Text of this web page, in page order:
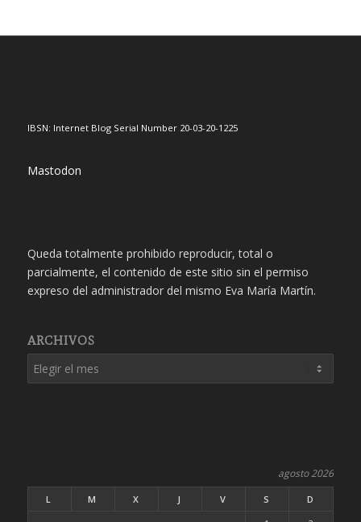
IBSN: Internet Blog Serial Number 20-03-20-1225
Mastodon
Queda totalmente prohibido reproducir, total o
parcialmente, el contenido de este sitio sin el permiso
expreso del administrador del mismo Eva María Martín.
ARCHIVOS
agosto 2026
L M X J V S
D